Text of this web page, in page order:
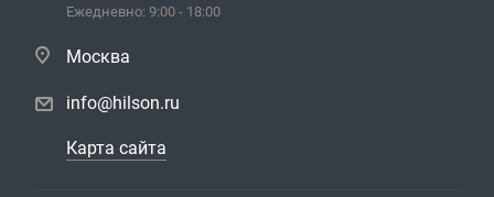
Ежедневно: 9:00 - 18:00
Москва
info@hilson.ru
Карта сайта